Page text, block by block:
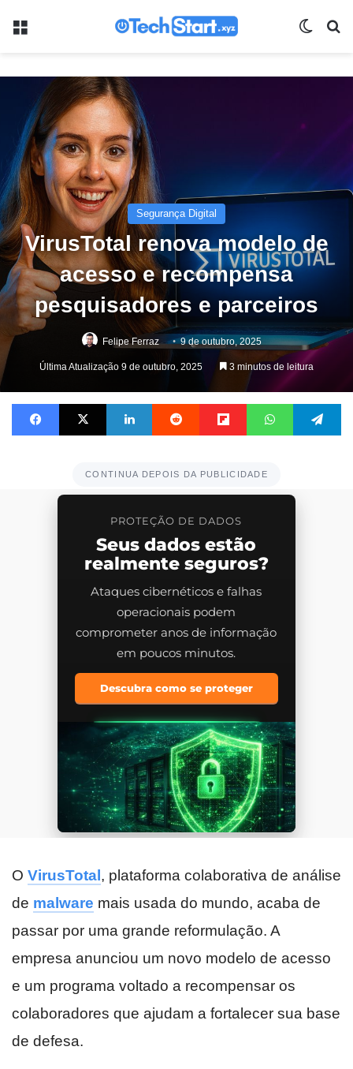
Menu
Segurança Digital
VirusTotal renova modelo de
acesso e recompensa
pesquisadores e parceiros
Felipe Ferraz 9 de outubro, 2025
Última Atualização 9 de outubro, 2025 3 minutos de leitura
Facebook X Linkedin Reddit Flipboard WhatsApp
CONTINUA DEPOIS DA PUBLICIDADE
PROTEÇÃO DE DADOS
Seus dados estão
realmente seguros?
Ataques cibernéticos e falhas
operacionais podem
comprometer anos de informação
em poucos minutos.
Descubra como se proteger
O VirusTotal, plataforma colaborativa de análise
de malware mais usada do mundo, acaba de
passar por uma grande reformulação. A
empresa anunciou um novo modelo de acesso
e um programa voltado a recompensar os
colaboradores que ajudam a fortalecer sua base
de defesa.